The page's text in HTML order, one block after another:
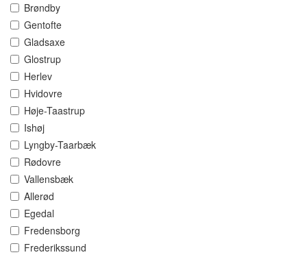
Brøndby
Gentofte
Gladsaxe
Glostrup
Herlev
Hvidovre
Høje-Taastrup
Ishøj
Lyngby-Taarbæk
Rødovre
Vallensbæk
Allerød
Egedal
Fredensborg
Frederikssund